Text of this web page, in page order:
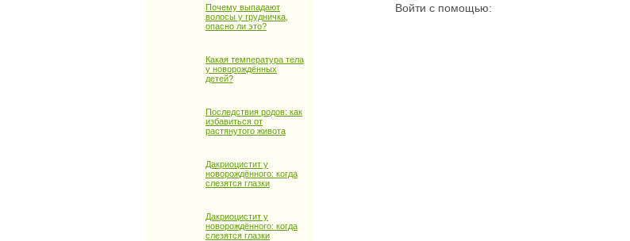
Почему выпадают
волосы у грудничка,
опасно ли это?
Какая температура тела
у новорождённых
детей?
Последствия родов: как
избавиться от
растянутого живота
Дакриоцистит у
новорождённого: когда
слезятся глазки
Дакриоцистит у
новорождённого: когда
слезятся глазки
Войти с помощью: